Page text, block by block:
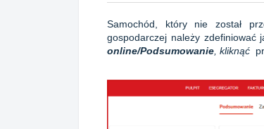
Samochód, który nie został
gospodarczej należy
online/Podsumowanie, kliknąć